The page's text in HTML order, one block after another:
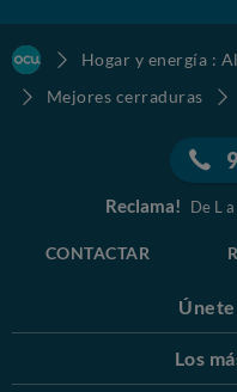
Hogar y energía :
Mejores cerraduras
Reclama! De L
CONTACTAR
Los